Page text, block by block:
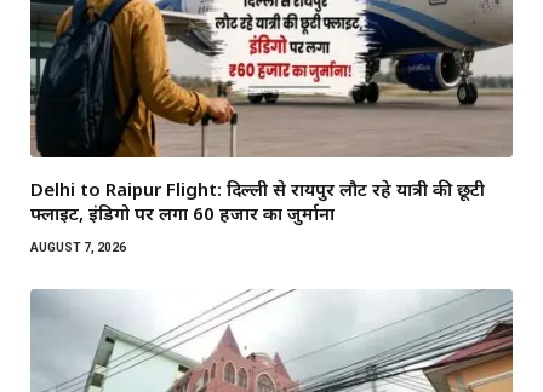
Delhi to Raipur Flight: दिल्ली से रायपुर लौट रहे यात्री की छूटी
फ्लाइट, इंडिगो पर लगा 60 हजार का जुर्माना
AUGUST 7, 2026